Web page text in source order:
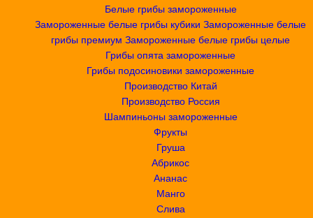
Белые грибы замороженные
Замороженные белые грибы кубики Замороженные белые
грибы премиум Замороженные белые грибы целые
Грибы опята замороженные
Грибы подосиновики замороженные
Производство Китай
Производство Россия
Шампиньоны замороженные
Фрукты
Груша
Абрикос
Ананас
Манго
Слива